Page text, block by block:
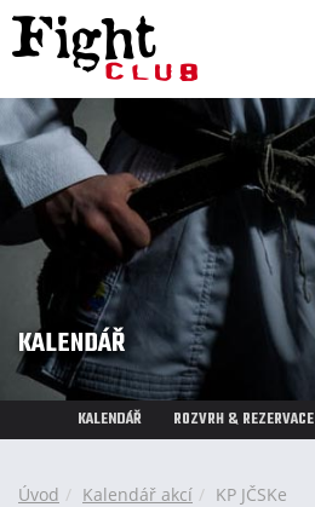
KALENDÁŘ
KALENDÁŘ ROZVRH & REZERVACE
Úvod Kalendář akcí KP JČSKe